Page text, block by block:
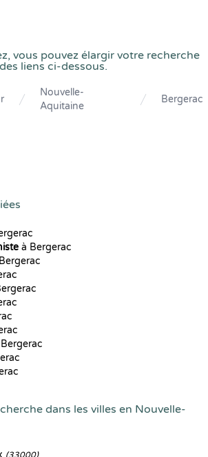
vous pouvez élargir votre recherche
liens ci-dessous.
Nouvelle-
Aquitaine
Bergerac
à Bergerac
dans les villes en Nouvelle-
(33000)